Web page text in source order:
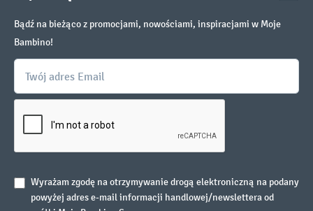
Bądź na bieżąco z promocjami, nowościami, inspiracjami w Moje
Bambino!
Wyrażam zgodę na otrzymywanie drogą elektroniczną na podany
powyżej adres e-mail informacji handlowej/newslettera od